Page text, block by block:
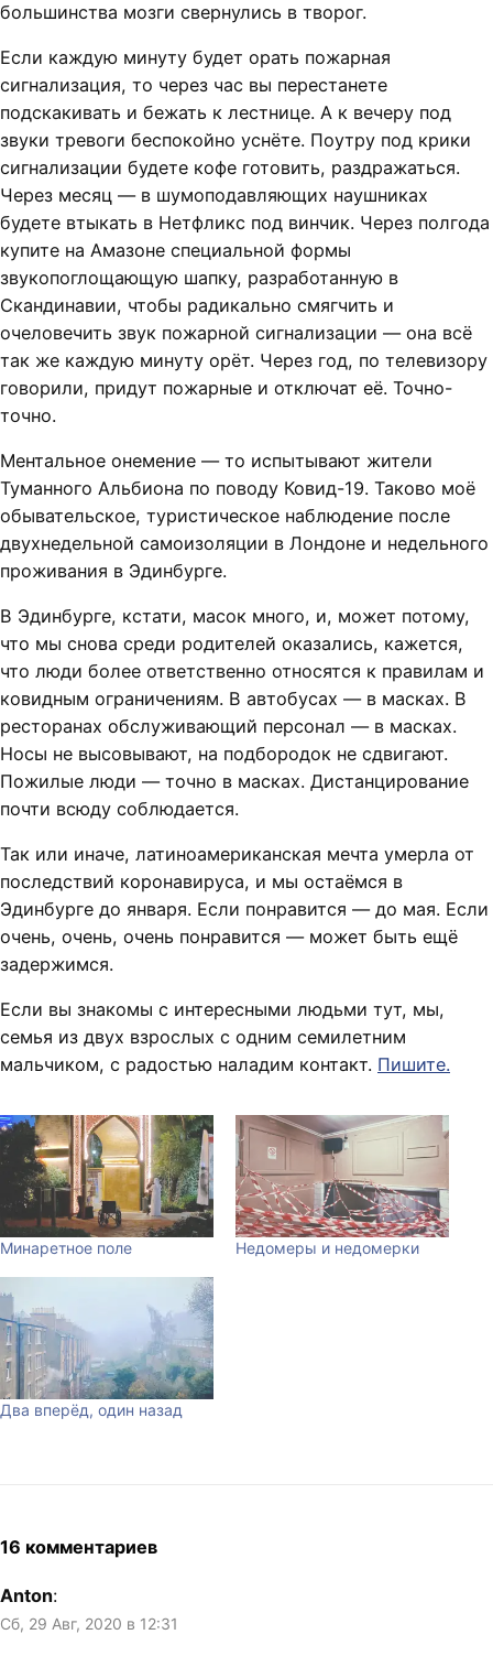
большинства мозги свернулись в творог.
Если каждую минуту будет орать пожарная
сигнализация, то через час вы перестанете
подскакивать и бежать к лестнице. А к вечеру под
звуки тревоги беспокойно уснёте. Поутру под крики
сигнализации будете кофе готовить, раздражаться.
Через месяц — в шумоподавляющих наушниках
будете втыкать в Нетфликс под винчик. Через полгода
купите на Амазоне специальной формы
звукопоглощающую шапку, разработанную в
Скандинавии, чтобы радикально смягчить и
очеловечить звук пожарной сигнализации — она всё
так же каждую минуту орёт. Через год, по телевизору
говорили, придут пожарные и отключат её. Точно-
точно.
Ментальное онемение — то испытывают жители
Туманного Альбиона по поводу Ковид-19. Таково моё
обывательское, туристическое наблюдение после
двухнедельной самоизоляции в Лондоне и недельного
проживания в Эдинбурге.
В Эдинбурге, кстати, масок много, и, может потому,
что мы снова среди родителей оказались, кажется,
что люди более ответственно относятся к правилам и
ковидным ограничениям. В автобусах — в масках. В
ресторанах обслуживающий персонал — в масках.
Носы не высовывают, на подбородок не сдвигают.
Пожилые люди — точно в масках. Дистанцирование
почти всюду соблюдается.
Так или иначе, латиноамериканская мечта умерла от
последствий коронавируса, и мы остаёмся в
Эдинбурге до января. Если понравится — до мая. Если
очень, очень, очень понравится — может быть ещё
задержимся.
Если вы знакомы с интересными людьми тут, мы,
семья из двух взрослых с одним семилетним
мальчиком, с радостью наладим контакт. Пишите.
Минаретное поле Недомеры и недомерки
Два вперёд, один назад
16 комментариев
Anton:
Сб, 29 Авг, 2020 в 12:31